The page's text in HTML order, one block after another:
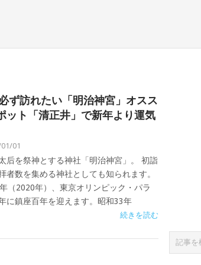
ず訪れたい「明治神宮」オスス
ット「清正井」で新年より運気
01
后を祭神とする神社「明治神宮」。 初詣
者数を集める神社としても知られます。
（2020年）、東京オリンピック・パラ
に鎮座百年を迎えます。昭和33年
続きを読む